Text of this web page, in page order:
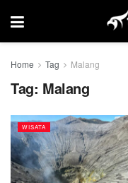
Home Tag Malang
Tag: Malang
WISATA